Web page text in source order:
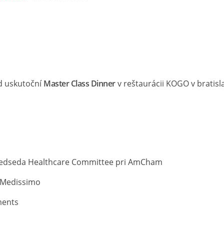
uskutočníMaster Class Dinnerv reštaurácii KOGO v
Healthcare Committee pri AmCham